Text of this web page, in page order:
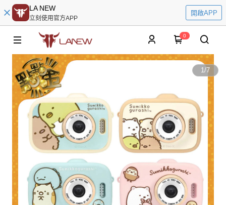
LA NEW
立刻使用官方APP
開啟APP
0
1/7